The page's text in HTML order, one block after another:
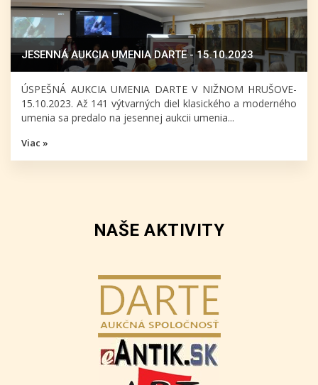
JESENNÁ AUKCIA UMENIA DARTE - 15.10.2023
ÚSPEŠNÁ AUKCIA UMENIA DARTE V NIŽNOM HRUŠOVE-
15.10.2023. Až 141 výtvarných diel klasického a moderného
umenia sa predalo na jesennej aukcii umenia...
Viac »
NAŠE AKTIVITY